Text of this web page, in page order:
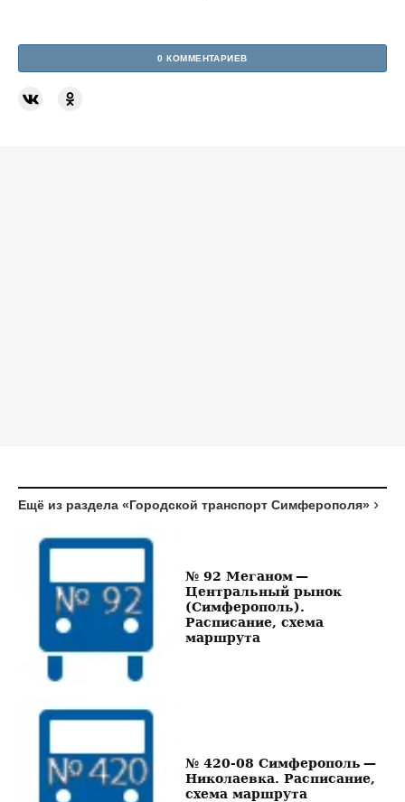
0 КОММЕНТАРИЕВ
Ещё из раздела «Городской транспорт Симферополя»
№ 92 Меганом —
Центральный рынок
(Симферополь).
Расписание, схема
маршрута
№ 420-08 Симферополь —
Николаевка. Расписание,
схема маршрута